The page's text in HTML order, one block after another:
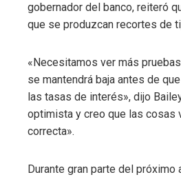
gobernador del banco, reiteró
que se produzcan recortes de
«Necesitamos ver más
se mantendrá baja antes de
las tasas de interés», dijo
optimista y creo que las cosas
correcta».
Durante gran parte del próximo